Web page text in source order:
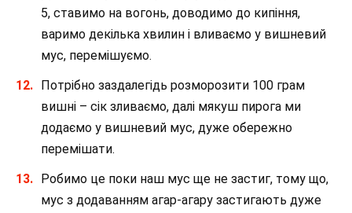
5, ставимо на вогонь, доводимо до кипіння,
варимо декілька хвилин і вливаємо у вишневий
мус, перемішуємо.
Потрібно заздалегідь розморозити 100 грам
вишні – сік зливаємо, далі мякуш пирога ми
додаємо у вишневий мус, дуже обережно
перемішати.
Робимо це поки наш мус ще не застиг, тому що,
мус з додаванням агар-агару застигають дуже